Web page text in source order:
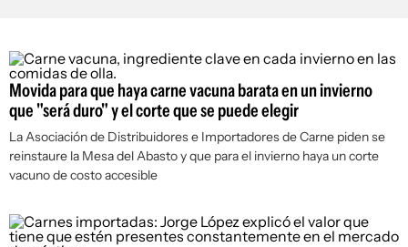
Movida para que haya carne vacuna barata en un invierno
que "será duro" y el corte que se puede elegir
La Asociación de Distribuidores e Importadores de Carne piden se
reinstaure la Mesa del Abasto y que para el invierno haya un corte
vacuno de costo accesible